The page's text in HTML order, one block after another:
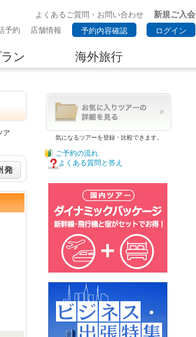
よくあるご質問・お問い合わせ
新規ご入会
予約 店舗情報 予約内容確認 ログイン
ン 海外旅行
ア
気になるツアーを登録・比較できます。
ご予約の流れ
よくある質問と答え